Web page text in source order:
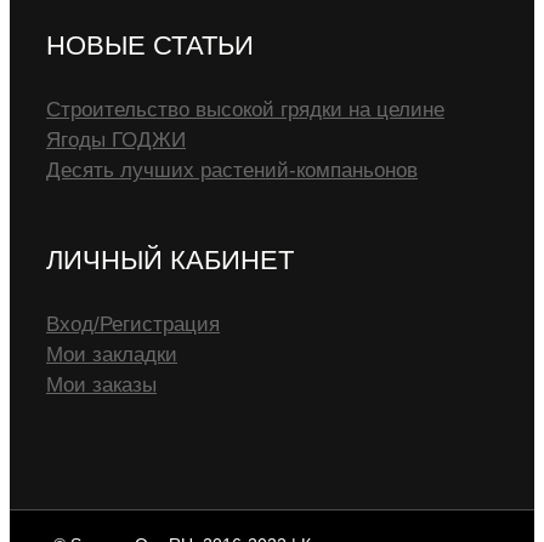
НОВЫЕ СТАТЬИ
Строительство высокой грядки на целине
Ягоды ГОДЖИ
Десять лучших растений-компаньонов
ЛИЧНЫЙ КАБИНЕТ
Вход/Регистрация
Мои закладки
Мои заказы